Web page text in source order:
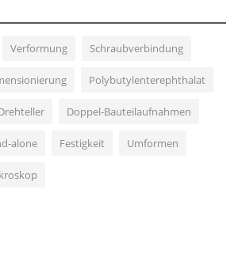
Verformung Schraubverbindung
Polybutylenterephthalat
Doppel-Bauteilaufnahmen
alone Festigkeit Umformen